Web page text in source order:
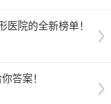
院的全新榜单！
答案！